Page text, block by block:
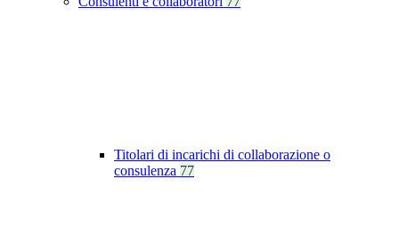
Titolari di incarichi di collaborazione o
consulenza 77